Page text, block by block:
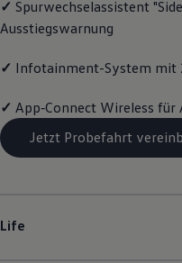
Magazin
Lifestyle
Familie
Pannen- und
Volkswagen
✓ Spurwechselassistent
Ausstiegswarnung
✓ Infotainment-System mit
✓ App‑Connect Wireless für
Jetzt Probefahrt
Life